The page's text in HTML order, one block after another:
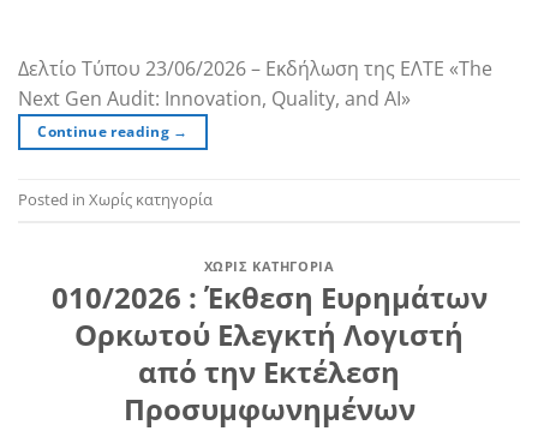
Δελτίο Τύπου 23/06/2026 – Εκδήλωση της ΕΛΤΕ «The
Next Gen Audit: Innovation, Quality, and AI»
Continue reading →
Posted in Χωρίς κατηγορία
ΧΩΡΊΣ ΚΑΤΗΓΟΡΊΑ
010/2026 : Έκθεση Ευρημάτων
Ορκωτού Ελεγκτή Λογιστή
από την Εκτέλεση
Προσυμφωνημένων